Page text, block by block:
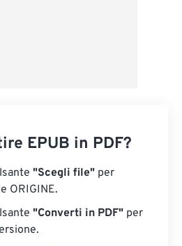
EPUB in PDF?
"Scegli file" per
ORIGINE.
"Converti in PDF" per